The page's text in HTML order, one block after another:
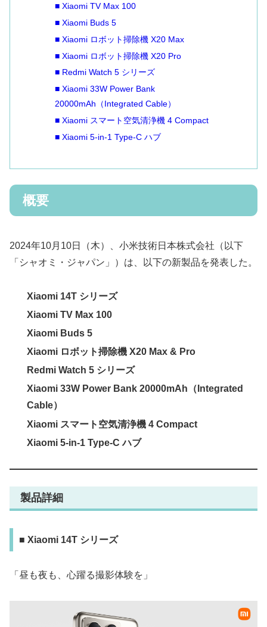
■ Xiaomi TV Max 100
■ Xiaomi Buds 5
■ Xiaomi ロボット掃除機 X20 Max
■ Xiaomi ロボット掃除機 X20 Pro
■ Redmi Watch 5 シリーズ
■ Xiaomi 33W Power Bank
20000mAh（Integrated Cable）
■ Xiaomi スマート空気清浄機 4 Compact
■ Xiaomi 5-in-1 Type-C ハブ
概要
2024年10月10日（木）、小米技術日本株式会社（以下
「シャオミ・ジャパン」）は、以下の新製品を発表した。
Xiaomi 14T シリーズ
Xiaomi TV Max 100
Xiaomi Buds 5
Xiaomi ロボット掃除機 X20 Max & Pro
Redmi Watch 5 シリーズ
Xiaomi 33W Power Bank 20000mAh（Integrated
Cable）
Xiaomi スマート空気清浄機 4 Compact
Xiaomi 5-in-1 Type-C ハブ
製品詳細
■ Xiaomi 14T シリーズ
「昼も夜も、心躍る撮影体験を」